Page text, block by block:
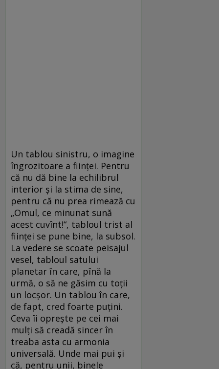
Un tablou sinistru, o imagine
îngrozitoare a fiinţei. Pentru
că nu dă bine la echilibrul
interior şi la stima de sine,
pentru că nu prea rimează cu
„Omul, ce minunat sună
acest cuvînt!“, tabloul trist al
fiinţei se pune bine, la subsol.
La vedere se scoate peisajul
vesel, tabloul satului
planetar în care, pînă la
urmă, o să ne găsim cu toţii
un locşor. Un tablou în care,
de fapt, cred foarte puţini.
Ceva îi opreşte pe cei mai
mulţi să creadă sincer în
treaba asta cu armonia
universală. Unde mai pui şi
că, pentru unii, binele